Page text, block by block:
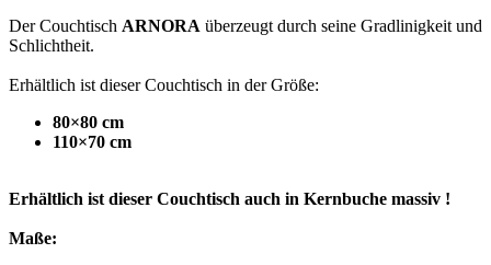
Der Couchtisch ARNORA überzeugt durch seine Gradlinigkeit und
Schlichtheit.
Erhältlich ist dieser Couchtisch in der Größe:
80×80 cm
110×70 cm
Erhältlich ist dieser Couchtisch auch in Kernbuche massiv !
Maße: